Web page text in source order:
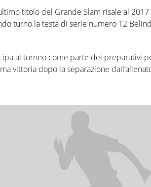
titolo del Grande Slam risale al 2017
turno la testa di serie numero 12
al torneo come parte dei preparativi
vittoria dopo la separazione